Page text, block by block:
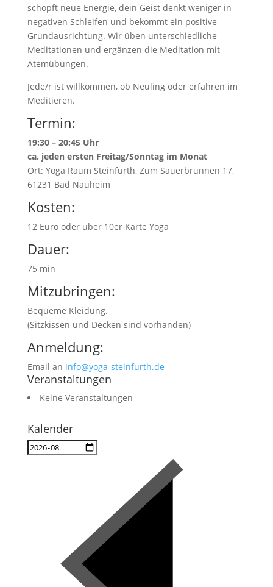
schöpft neue Energie, dein Geist denkt weniger in
negativen Schleifen und bekommt ein positive
Grundausrichtung. Wir üben unterschiedliche
Meditationen und ergänzen die Meditation mit
Atemübungen.
Jede/r ist willkommen, ob Neuling oder erfahren im
Meditieren.
Termin:
19:30 – 20:45 Uhr
ca. jeden ersten Freitag/Sonntag im Monat
Ort: Yoga Raum Steinfurth, Zum Sauerbrunnen 17,
61231 Bad Nauheim
Kosten:
12 Euro oder über 10er Karte Yoga
Dauer:
75 min
Mitzubringen:
Bequeme Kleidung.
(Sitzkissen und Decken sind vorhanden)
Anmeldung:
Email an info@yoga-steinfurth.de
Veranstaltungen
Keine Veranstaltungen
Kalender